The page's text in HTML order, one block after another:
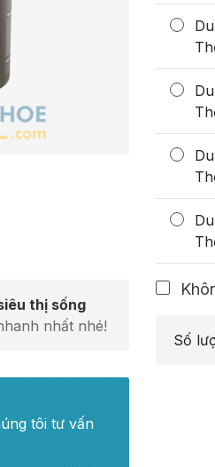
thị sống
nhất nhé!
tôi tư vấn
Số